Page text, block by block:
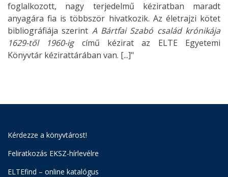
foglalkozott, nagy terjedelmű kéziratban maradt
anyagára fia is többször hivatkozik. Az életrajzi kötet
bibliográfiája szerint A Bártfai Szabó család krónikája
1629-től 1960-igcímű kézirat az ELTE Egyetemi
Könyvtár kézirattárában van. [...]"
Kérdezze a könyvtárost!
Feliratkozás EKSZ-hírlevélre
ELTEfind – online katalógus